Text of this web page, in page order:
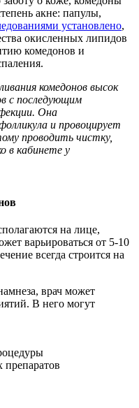
акне: папулы,
установлено,
окисленных липидов
комедонов и
комедонов высок
с последующим
Она
и провоцирует
проводить чистку,
в кабинете у
на лице,
варьироваться от 5-10
всегда строится на
врач может
В него могут